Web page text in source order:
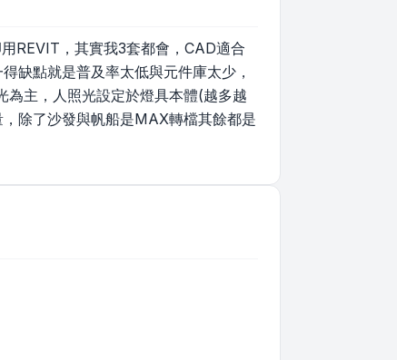
REVIT，其實我3套都會，CAD適合
缺點就是普及率太低與元件庫太少，
為主，人照光設定於燈具本體(越多越
除了沙發與帆船是MAX轉檔其餘都是